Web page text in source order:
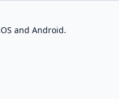
and Android.